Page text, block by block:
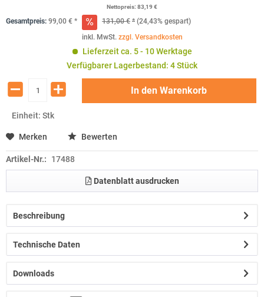
Nettopreis: 83,19 €
Gesamtpreis: 99,00 € * 131,00€ * (24,43% gespart)
inkl. MwSt. zzgl. Versandkosten
Lieferzeit ca. 5 - 10 Werktage
Verfügbarer Lagerbestand: 4 Stück
Einheit: Stk
In den Warenkorb
Merken Bewerten
Artikel-Nr.: 17488
Datenblatt ausdrucken
Beschreibung
Technische Daten
Downloads